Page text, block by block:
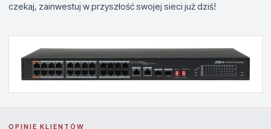
czekaj, zainwestuj w przyszłość swojej sieci już dziś!
OPINIE KLIENTÓW